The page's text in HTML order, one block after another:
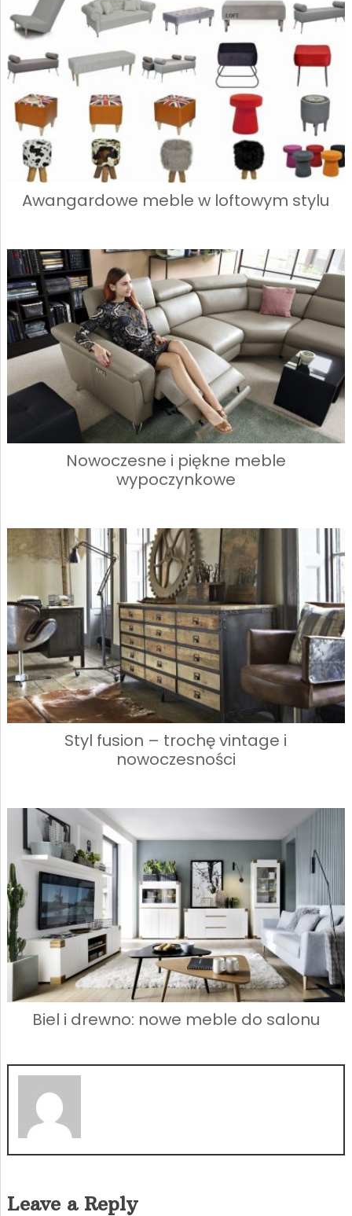
Awangardowe meble w loftowym stylu
Nowoczesne i piękne meble
wypoczynkowe
Styl fusion – trochę vintage i
nowoczesności
Biel i drewno: nowe meble do salonu
Leave a Reply